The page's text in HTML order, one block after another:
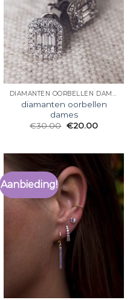
DIAMANTEN OORBELLEN DAMES
diamanten oorbellen
dames
€30.00 €20.00
Aanbieding!